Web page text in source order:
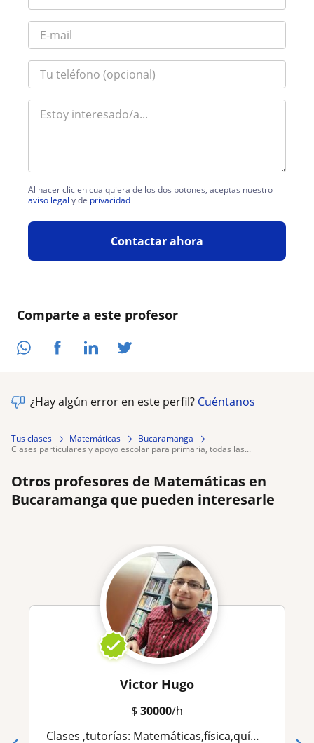
Comparte a este profesor
Al hacer clic en cualquiera de los dos botones, aceptas nuestro
aviso legal y de privacidad
Contactar ahora
¿Hay algún error en este perfil? Cuéntanos
Tus clases Matemáticas
Bucaramanga
clases particulares y apoyo escolar para primaria, todas las...
Otros profesores de Matemáticas en
Bucaramanga que pueden interesarle
Victor Hugo
$ 30000/h
Clases ,tutorías: Matemáticas,física,química,cálculo,álgebra,estadística,matemática financiera